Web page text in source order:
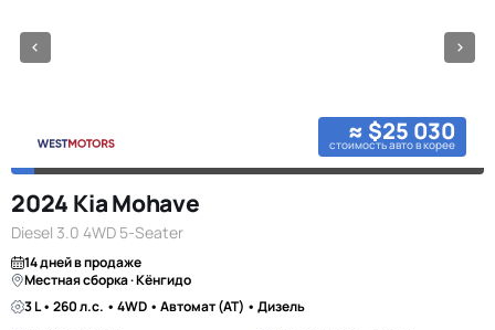
≈ $25 030
стоимость авто в корее
2024 Kia Mohave
Diesel 3.0 4WD 5-Seater
14 дней в продаже
Местная сборка · Кёнгидо
3 L • 260 л.с. • 4WD • Автомат (AT) • Дизель